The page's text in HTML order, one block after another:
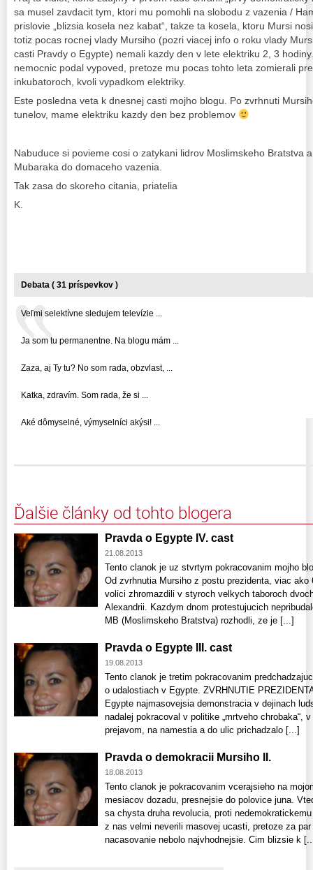
sa musel zavdacit tym, ktori mu pomohli na slobodu z vazenia /
prislovie „blizsia kosela nez kabat“, takze ta kosela, ktoru Mursi
totiz pocas rocnej vlady Mursiho (pozri viacej info o roku vlady
casti Pravdy o Egypte) nemali kazdy den v lete elektriku 2, 3
nemocnic podal vypoved, pretoze mu pocas tohto leta zomierali
inkubatoroch, kvoli vypadkom elektriky.
Este posledna veta k dnesnej casti mojho blogu. Po zvrhnuti
tunelov, mame elektriku kazdy den bez problemov
Nabuduce si povieme cosi o zatykani lidrov Moslimskeho Bratstva
Mubaraka do domaceho vazenia.
Tak zasa do skoreho citania, priatelia
K.
Debata ( 31 príspevkov )
Veľmi selektívne sledujem televízie ...
Ja som tu permanentne. Na blogu mám ...
Zaza, aj Ty tu? No som rada, obzvlast, ...
Katka, zdravím. Som rada, že si ...
Aké dômyselné, výmyselníci akýsi! ...
Ďalšie články od tohto blogera
Pravda o Egypte IV. cast
21.08.2013
Tento clanok je uz stvrtym pokracovanim mojho
Od zvrhnutia Mursiho z postu prezidenta, viac
volici zhromazdili v styroch velkych taboroch
Alexandrii. Kazdym dnom protestujucich
MB (Moslimskeho Bratstva) rozhodli, ze je [...]
Pravda o Egypte III. cast
19.08.2013
Tento clanok je tretim pokracovanim
o udalostiach v Egypte. ZVRHNUTIE
Egypte najmasovejsia demonstracia v dejinach
nadalej pokracoval v politike „mrtveho chrobaka“,
prejavom, na namestia a do ulic prichadzalo [...]
Pravda o demokracii Mursiho II.
18.08.2013
Tento clanok je pokracovanim vcerajsieho na
mesiacov dozadu, presnejsie do polovice juna.
sa chysta druha revolucia, proti
z nas velmi neverili masovej ucasti, pretoze za
nacasovanie nebolo najvhodnejsie. Cim blizsie k